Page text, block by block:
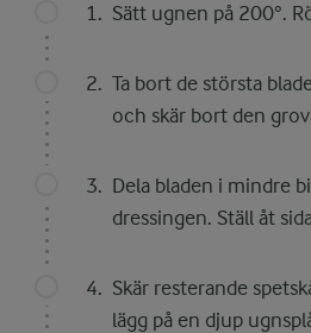
Sätt ugnen på 200°.
Ta bort de största
och skär bort den
Dela bladen i mindre
dressingen. Ställ åt
Skär resterande
lägg på en djup